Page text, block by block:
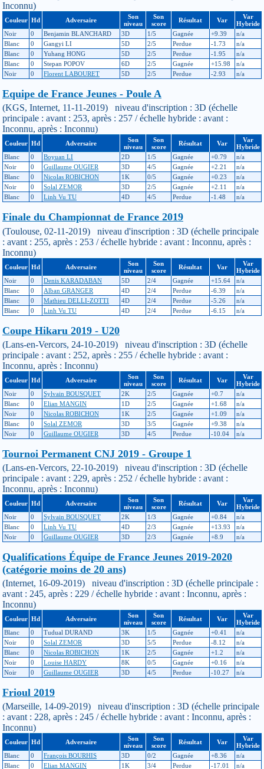
Inconnu)
Couleur Hd Adversaire
Son
niveau
Son
score
Résultat Var
Var
Hybride
Noir
0 Benjamin BLANCHARD 3D 1/5 Gagnée +9.39
n/a
Blanc
0 Gangyi LI 5D 2/5 Perdue -1.73
n/a
Blanc
0 Yuhang HONG 5D 2/5 Perdue -1.95
n/a
Blanc
0 Stepan POPOV 6D 2/5 Gagnée +15.98
n/a
Noir
0 Florent LABOURET 5D 2/5 Perdue -2.93 n/a
Equipe de France Jeunes - Poule A
(KGS, Internet, 11-11-2019) niveau d'inscription : 3D (échelle
principale : avant : 253, après : 257 / échelle hybride : avant :
Inconnu, après : Inconnu)
Couleur Hd Adversaire
Son
niveau
Son
score
Résultat Var
Var
Hybride
Blanc
0 Boyuan LI 2D 1/5 Gagnée +0.79
n/a
Noir
0 Guillaume OUGIER 3D 4/5 Gagnée +2.21
n/a
Blanc
0 Nicolas ROBICHON 1K 0/5 Gagnée +0.23
n/a
Noir
0 Solal ZEMOR 3D 2/5 Gagnée +2.11
n/a
Blanc
0 Linh Vu TU 4D 4/5 Perdue -1.48 n/a
Finale du Championnat de France 2019
(Toulouse, 02-11-2019) niveau d'inscription : 3D (échelle principale
: avant : 255, après : 253 / échelle hybride : avant : Inconnu, après :
Inconnu)
Couleur Hd Adversaire
Son
niveau
Son
score
Résultat Var
Var
Hybride
Noir
0 Denis KARADABAN 5D 2/4 Gagnée +15.64
n/a
Blanc
0 Alban GRANGER 4D 2/4 Perdue -6.39
n/a
Blanc
0 Mathieu DELLI-ZOTTI 4D 2/4 Perdue -5.26
n/a
Blanc
0 Linh Vu TU 4D 2/4 Perdue -6.15 n/a
Coupe Hikaru 2019 - U20
(Lans-en-Vercors, 24-10-2019) niveau d'inscription : 3D (échelle
principale : avant : 252, après : 255 / échelle hybride : avant :
Inconnu, après : Inconnu)
Couleur Hd Adversaire
Son
niveau
Son
score
Résultat Var
Var
Hybride
Noir
0 Sylvain BOUSQUET 2K 2/5 Gagnée +0.7
n/a
Blanc
0 Elian MANGIN 1D 2/5 Gagnée +1.68
n/a
Noir
0 Nicolas ROBICHON 1K 2/5 Gagnée +1.09
n/a
Blanc
0 Solal ZEMOR 3D 3/5 Gagnée +9.38
n/a
Noir
0 Guillaume OUGIER 3D 4/5 Perdue -10.04 n/a
Tournoi Permanent CNJ 2019 - Groupe 1
(Lans-en-Vercors, 22-10-2019) niveau d'inscription : 3D (échelle
principale : avant : 229, après : 252 / échelle hybride : avant :
Inconnu, après : Inconnu)
Couleur Hd Adversaire
Son
niveau
Son
score
Résultat Var
Var
Hybride
Noir
0 Sylvain BOUSQUET 2K 1/3 Gagnée +0.84
n/a
Blanc
0 Linh Vu TU 4D 2/3 Gagnée +13.93
n/a
Noir
0 Guillaume OUGIER 3D 2/3 Gagnée +8.9 n/a
Qualifications Équipe de France Jeunes 2019-2020
(catégorie moins de 20 ans)
(Internet, 16-09-2019) niveau d'inscription : 3D (échelle principale :
avant : 245, après : 229 / échelle hybride : avant : Inconnu, après :
Inconnu)
Couleur Hd Adversaire
Son
niveau
Son
score
Résultat Var
Var
Hybride
Blanc
0 Tudual DURAND 3K 1/5 Gagnée +0.41
n/a
Noir
0 Solal ZEMOR 3D 5/5 Perdue -8.12
n/a
Blanc
0 Nicolas ROBICHON 1K 2/5 Gagnée +1.2
n/a
Noir
0 Louise HARDY 8K 0/5 Gagnée +0.16
n/a
Noir
0 Guillaume OUGIER 3D 4/5 Perdue -10.27 n/a
Frioul 2019
(Marseille, 14-09-2019) niveau d'inscription : 3D (échelle principale
: avant : 228, après : 245 / échelle hybride : avant : Inconnu, après :
Inconnu)
Couleur Hd Adversaire
Son
niveau
Son
score
Résultat Var
Var
Hybride
Blanc
0 François BOURHIS 3D 0/2 Gagnée +8.36
n/a
Blanc
0 Elian MANGIN 1K 3/4 Perdue -17.01 n/a